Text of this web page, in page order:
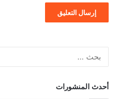
أحدث المنشورات